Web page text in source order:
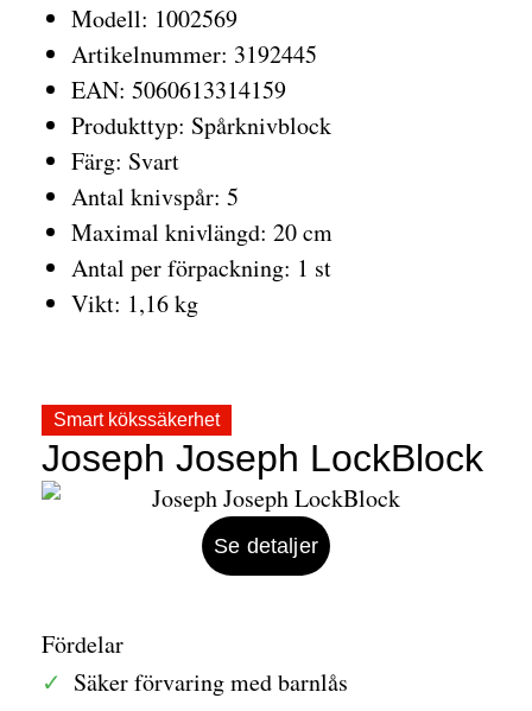
Modell: 1002569
Artikelnummer: 3192445
EAN: 5060613314159
Produkttyp: Spårknivblock
Färg: Svart
Antal knivspår: 5
Maximal knivlängd: 20 cm
Antal per förpackning: 1 st
Vikt: 1,16 kg
Smart kökssäkerhet
Joseph Joseph LockBlock
Fördelar
Säker förvaring med barnlås
Se detaljer